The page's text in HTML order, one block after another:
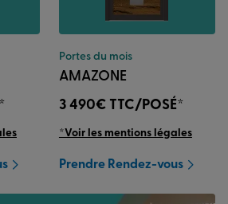
Portes du mois
AMAZONE
3 490€ TTC/POSÉ*
*Voir les mentions légales
Prendre Rendez-vous